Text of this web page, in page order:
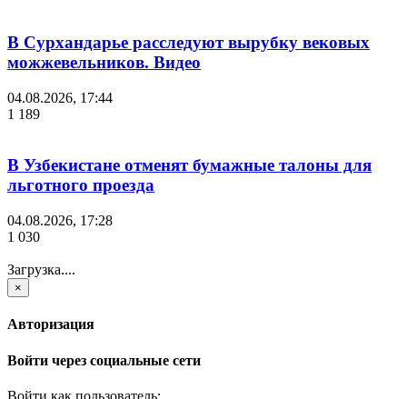
В Сурхандарье расследуют вырубку вековых
можжевельников. Видео
04.08.2026, 17:44
1 189
В Узбекистане отменят бумажные талоны для
льготного проезда
04.08.2026, 17:28
1 030
Загрузка....
×
Авторизация
Войти через социальные сети
Войти как пользователь: